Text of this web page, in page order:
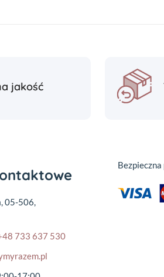
jakość
05-506,
733 637 530
Bezpieczna